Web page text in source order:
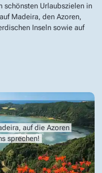
schönsten Urlaubszielen in
Madeira, den Azoren,
Inseln sowie auf
auf die Azoren
sprechen!